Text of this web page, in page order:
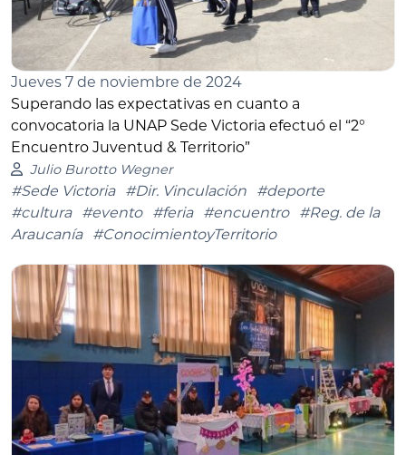
Jueves 7 de noviembre de 2024
Superando las expectativas en cuanto a
convocatoria la UNAP Sede Victoria efectuó el “2°
Encuentro Juventud & Territorio”
Julio Burotto Wegner
#Sede Victoria #Dir. Vinculación
#deporte
#cultura
#evento #feria #encuentro
#Reg. de la
Araucanía
#ConocimientoyTerritorio